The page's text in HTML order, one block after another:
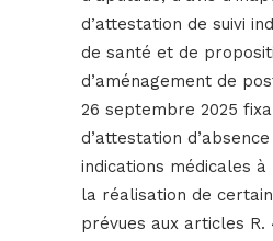
d’attestation de suivi
de santé et de
d’aménagement de
26 septembre 2025
d’attestation
indications médicales
la réalisation de
prévues aux articles R.